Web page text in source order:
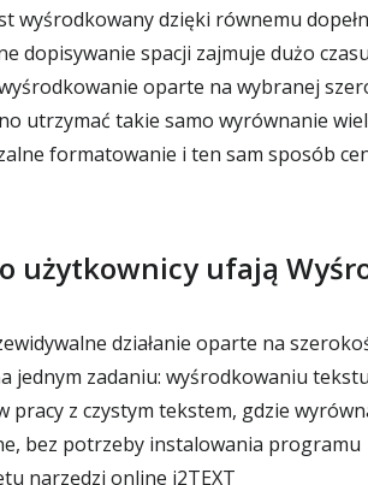
wyśrodkowany dzięki równemu
dopisywanie spacji zajmuje dużo
oparte na wybranej
utrzymać takie samo wyrównanie
formatowanie i ten sam sposób
użytkownicy ufają
działanie oparte na
jednym zadaniu: wyśrodkowaniu
pracy z czystym tekstem, gdzie
bez potrzeby instalowania programu
narzędzi online i2TEXT